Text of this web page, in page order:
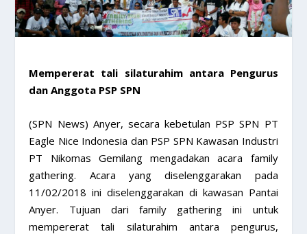
​Mempererat tali silaturahim antara Pengurus
dan Anggota PSP SPN
(SPN News) Anyer, secara kebetulan PSP SPN PT
Eagle Nice Indonesia dan PSP SPN Kawasan Industri
PT Nikomas Gemilang mengadakan acara family
gathering. Acara yang diselenggarakan pada
11/02/2018 ini diselenggarakan di kawasan Pantai
Anyer. Tujuan dari family gathering ini untuk
mempererat tali silaturahim antara pengurus,